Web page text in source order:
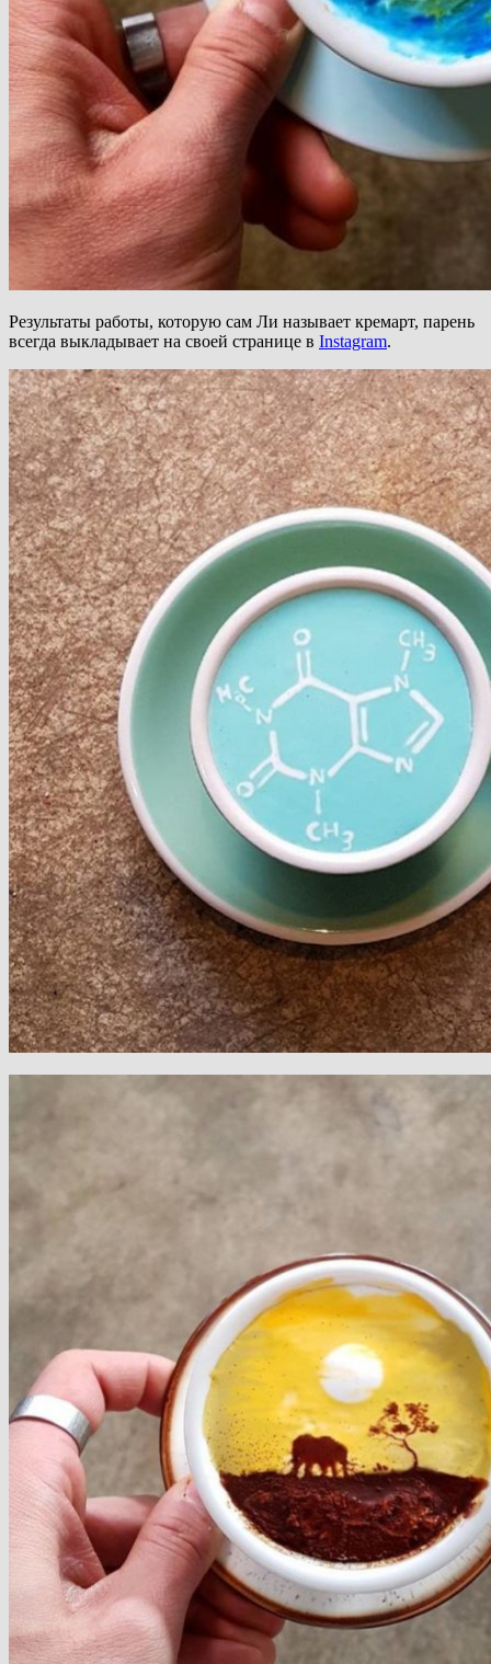
Результаты работы, которую сам Ли называет кремарт, парень
всегда выкладывает на своей странице в Instagram.